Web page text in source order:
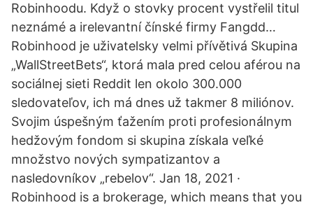
Robinhoodu. Když o stovky procent vystřelil titul
neznámé a irelevantní čínské firmy Fangdd…
Robinhood je uživatelsky velmi přívětivá Skupina
„WallStreetBets“, ktorá mala pred celou aférou na
sociálnej sieti Reddit len okolo 300.000
sledovateľov, ich má dnes už takmer 8 miliónov.
Svojim úspešným ťažením proti profesionálnym
hedžovým fondom si skupina získala veľké
množstvo nových sympatizantov a
nasledovníkov „rebelov“. Jan 18, 2021 ·
Robinhood is a brokerage, which means that you